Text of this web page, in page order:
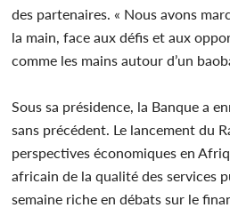
des partenaires. « Nous avons
la main, face aux défis et aux
comme les mains autour d’un
Sous sa présidence, la Banque a
sans précédent. Le lancement du
perspectives économiques en
africain de la qualité des services
semaine riche en débats sur le